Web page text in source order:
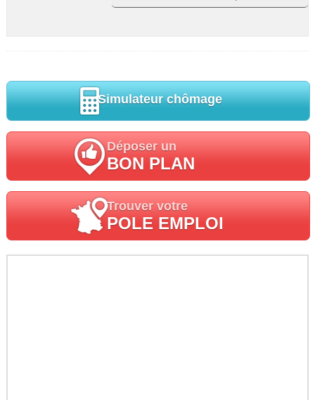
Simulateur chômage
Déposer un
BON PLAN
Trouver votre
POLE EMPLOI